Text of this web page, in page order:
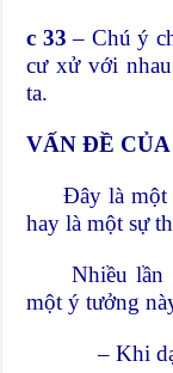
c 33 – Chú ý
cư xử với nhau
ta.
VẤN ĐỀ CỦA
Đây là một
hay là một sự
Nhiều lần
một ý tưởng
– Khi dạy